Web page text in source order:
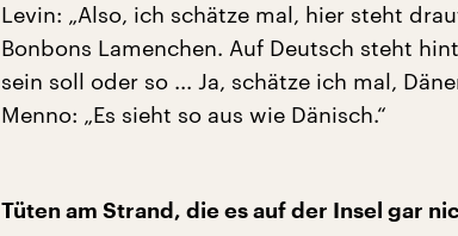
Levin: „Also, ich schätze mal, hier steht
Bonbons Lamenchen. Auf Deutsch steht
sein soll oder so ... Ja, schätze ich mal,
Menno: „Es sieht so aus wie Dänisch.“
Tüten am Strand, die es auf der Insel gar